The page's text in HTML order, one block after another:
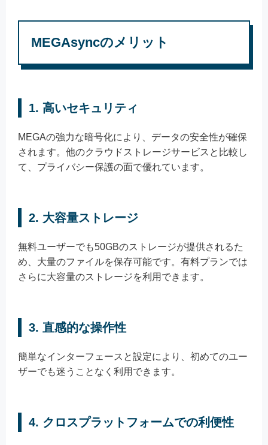
MEGAsyncのメリット
1. 高いセキュリティ
MEGAの強力な暗号化により、データの安全性が確保
されます。他のクラウドストレージサービスと比較し
て、プライバシー保護の面で優れています。
2. 大容量ストレージ
無料ユーザーでも50GBのストレージが提供されるた
め、大量のファイルを保存可能です。有料プランでは
さらに大容量のストレージを利用できます。
3. 直感的な操作性
簡単なインターフェースと設定により、初めてのユー
ザーでも迷うことなく利用できます。
4. クロスプラットフォームでの利便性